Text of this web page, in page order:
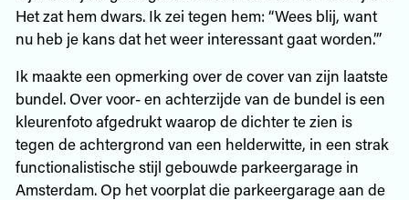
Het zat hem dwars. Ik zei tegen hem: “Wees blij, want
nu heb je kans dat het weer interessant gaat worden.”’
Ik maakte een opmerking over de cover van zijn laatste
bundel. Over voor- en achterzijde van de bundel is een
kleurenfoto afgedrukt waarop de dichter te zien is
tegen de achtergrond van een helderwitte, in een strak
functionalistische stijl gebouwde parkeergarage in
Amsterdam. Op het voorplat die parkeergarage aan de